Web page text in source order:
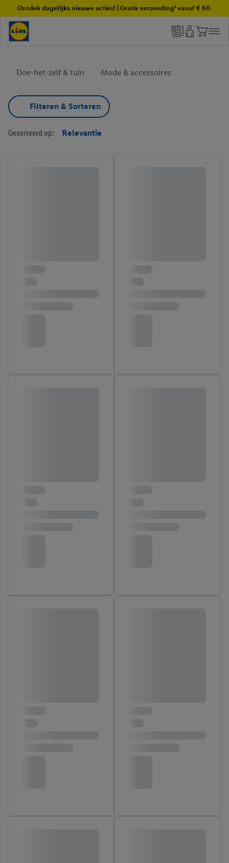
Ontdek dagelijks nieuwe acties! | Gratis verzending¹ vanaf € 60.
Doe-het-zelf & tuin Mode & accessoires
Filteren & Sorteren
Gesorteerd op: Relevantie